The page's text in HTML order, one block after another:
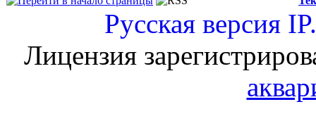
Русская версия
Лицензия